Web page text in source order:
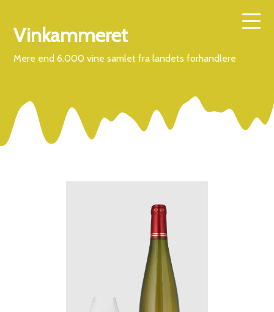
Vinkammeret
Mere end 6.000 vine samlet fra landets forhandlere